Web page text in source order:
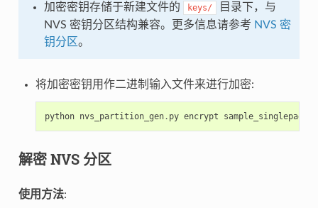
加密密钥存储于新建文件的
keys/
目录下，与
NVS 密钥分区结构兼容。更多信息请参考 NVS 密
钥分区。
将加密密钥用作二进制输入文件来进行加密:
python nvs_partition_gen. py encrypt
解密 NVS 分区
使用方法: